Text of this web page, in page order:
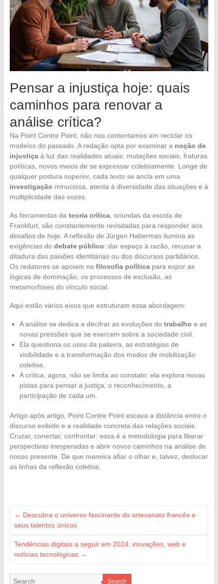
Pensar a injustiça hoje: quais
caminhos para renovar a
análise crítica?
Na Point Contre Point, não nos contentamos em reciclar os
modelos do passado. A redação opta por examinar a noção de
injustiçaà luz das realidades atuais: mutações sociais, fraturas
políticas, novos meios de se expressar coletivamente. Longe de
qualquer postura superior, cada texto se ancla em uma
investigação minuciosa, atenta à diversidade das situações e à
multiplicidade das vozes.
As ferramentas da teoria crítica, oriundas da escola de
Frankfurt, são constantemente revisitadas para responder aos
desafios de hoje. A reflexão de Jürgen Habermas ilumina as
exigências do debate público: dar espaço à razão, recusar a
ditadura das paixões identitárias ou dos discursos partidários.
Os redatores se apoiam na filosofia políticapara expor as
lógicas de dominação, os processos de exclusão, as
metamorfoses do vínculo social.
Aqui estão vários eixos que estruturam essa abordagem:
A análise se dedica a decifrar as evoluções do trabalho e as
novas pressões que se exercem sobre a sociedade civil.
Ela questiona os usos da palavra, as estratégias de
visibilidade e a transformação dos modos de mobilização
coletiva.
A crítica, agora, não se limita ao constato: ela explora novas
pistas para pensar a justiça, o reconhecimento, a
participação de cada um.
Artigo após artigo, Point Contre Point escava a distância entre o
discurso exibido e a realidade concreta das relações sociais.
Cruzar, conectar, confrontar: essa é a metodologia para liberar
perspectivas inesperadas e abrir novos caminhos na análise de
nosso presente. De que maneira afiar o olhar e, talvez, deslocar
as linhas da reflexão coletiva.
← Descubra o universo fascinante do artesanato francês e
seus talentos únicos
Tendências digitais a seguir em 2024: inovações, web e
notícias tecnológicas →
Search